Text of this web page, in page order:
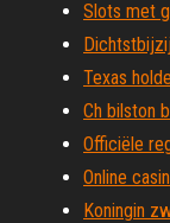
Slots met
Texas
Ch bilston
Officiële
Online
Koningin